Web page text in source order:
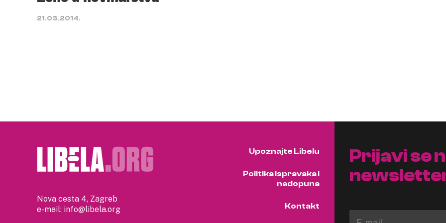
21.03.2014.
Nova cesta 4, Zagreb
e-mail: info@libela.org
Upoznajte Libelu
Politika ispravaka i
nadopuna
Kontakt
Prijavi se